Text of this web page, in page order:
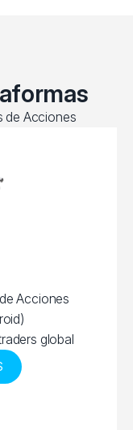
de Acciones
Acciones
global